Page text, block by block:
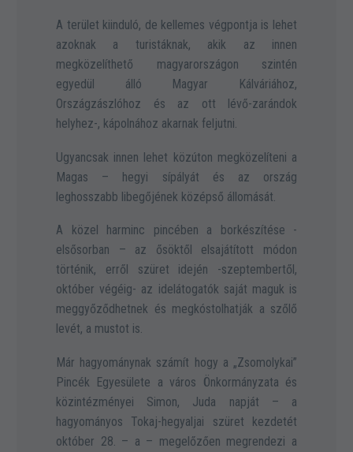
A terület kiinduló, de kellemes végpontja is lehet
azoknak a turistáknak, akik az innen
megközelíthető magyarországon szintén
egyedül álló Magyar Kálváriához,
Országzászlóhoz és az ott lévő-zarándok
helyhez-, kápolnához akarnak feljutni.
Ugyancsak innen lehet közúton megközelíteni a
Magas – hegyi sípályát és az ország
leghosszabb libegőjének középső állomását.
A közel harminc pincében a borkészítése -
elsősorban – az ősöktől elsajátított módon
történik, erről szüret idején -szeptembertől,
október végéig- az idelátogatók saját maguk is
meggyőződhetnek és megkóstolhatják a szőlő
levét, a mustot is.
Már hagyománynak számít hogy a „Zsomolykai”
Pincék Egyesülete a város Önkormányzata és
közintézményei Simon, Juda napját – a
hagyományos Tokaj-hegyaljai szüret kezdetét
október 28. – a – megelőzően megrendezi a